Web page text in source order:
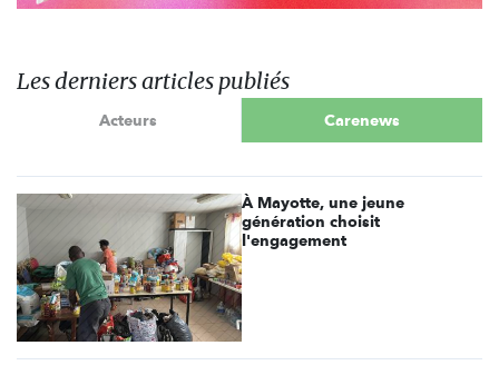
Les derniers articles publiés
Acteurs Carenews
À Mayotte, une jeune
génération choisit
l'engagement